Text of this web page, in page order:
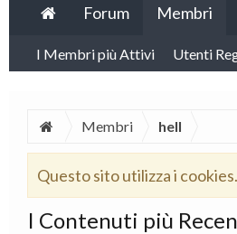
Forum Membri
I Membri più Attivi Utenti
Membri hell
Questo sito utilizza i
I Contenuti più